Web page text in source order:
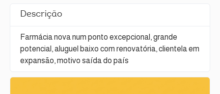
Descrição
Farmácia nova num ponto excepcional, grande
potencial, aluguel baixo com renovatória, clientela em
expansão, motivo saída do país